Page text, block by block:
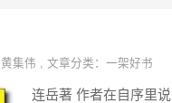
黄集伟 , 文章分类： 一架好书
连岳著 作者在自序里